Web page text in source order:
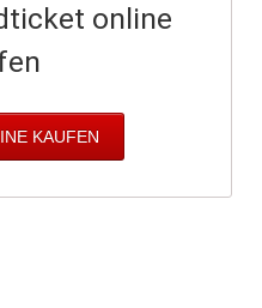
online
KAUFEN